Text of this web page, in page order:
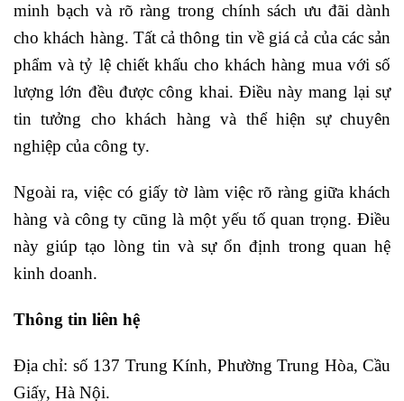
minh bạch và rõ ràng trong chính sách ưu đãi dành
cho khách hàng. Tất cả thông tin về giá cả của các sản
phẩm và tỷ lệ chiết khấu cho khách hàng mua với số
lượng lớn đều được công khai. Điều này mang lại sự
tin tưởng cho khách hàng và thể hiện sự chuyên
nghiệp của công ty.
Ngoài ra, việc có giấy tờ làm việc rõ ràng giữa khách
hàng và công ty cũng là một yếu tố quan trọng. Điều
này giúp tạo lòng tin và sự ổn định trong quan hệ
kinh doanh.
Thông tin liên hệ
Địa chỉ: số 137 Trung Kính, Phường Trung Hòa, Cầu
Giấy, Hà Nội.